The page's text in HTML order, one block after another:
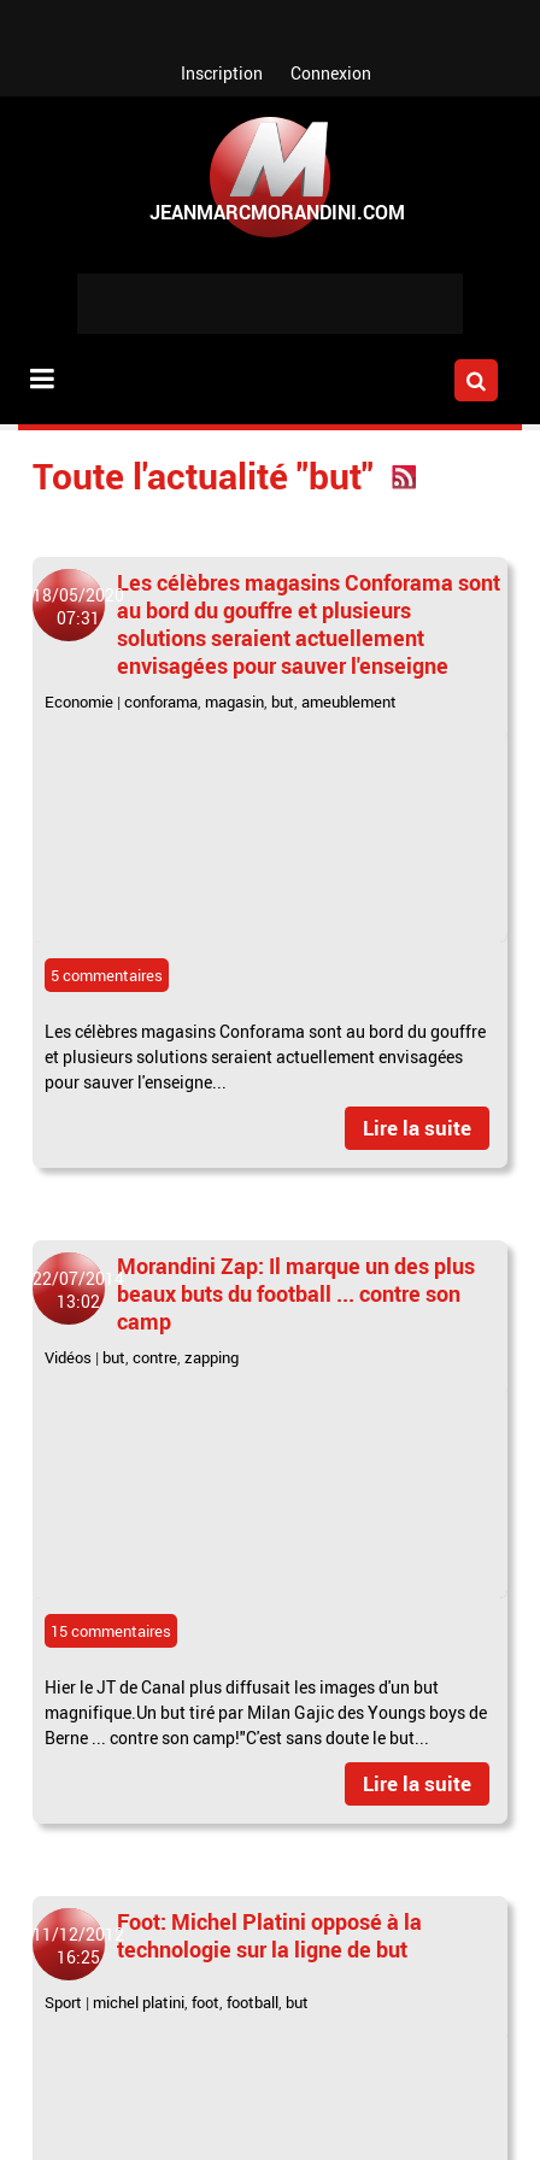
Inscription Connexion
Toute l'actualité "but"
18/05/2020
07:31
Les célèbres magasins Conforama sont
au bord du gouffre et plusieurs
solutions seraient actuellement
envisagées pour sauver l'enseigne
Economie |conforama, magasin, but,ameublement
5 commentaires
Les célèbres magasins Conforama sont au bord du gouffre
et plusieurs solutions seraient actuellement envisagées
pour sauver l'enseigne...
Lire la suite
22/07/2014
13:02
Morandini Zap: Il marque un des plus
beaux buts du football ... contre son
camp
Vidéos | but,contre,zapping
15 commentaires
Hier le JT de Canal plus diffusait les images d'un but
magnifique.Un but tiré par Milan Gajic des Youngs boys de
Berne ... contre son camp!"C'est sans doute le but...
Lire la suite
11/12/2012
16:25
Foot: Michel Platini opposé à la
technologie sur la ligne de but
Sport | michel platini,foot,football, but